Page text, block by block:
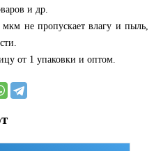
и др.
не пропускает влагу и пыль,
от 1 упаковки и оптом.